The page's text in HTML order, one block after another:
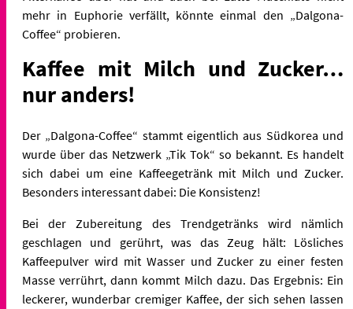
mehr in Euphorie verfällt, könnte einmal den „Dalgona-
Coffee“ probieren.
Kaffee mit Milch und Zucker…
nur anders!
Der „Dalgona-Coffee“ stammt eigentlich aus Südkorea und
wurde über das Netzwerk „Tik Tok“ so bekannt. Es handelt
sich dabei um eine Kaffeegetränk mit Milch und Zucker.
Besonders interessant dabei: Die Konsistenz!
Bei der Zubereitung des Trendgetränks wird nämlich
geschlagen und gerührt, was das Zeug hält: Lösliches
Kaffeepulver wird mit Wasser und Zucker zu einer festen
Masse verrührt, dann kommt Milch dazu. Das Ergebnis: Ein
leckerer, wunderbar cremiger Kaffee, der sich sehen lassen